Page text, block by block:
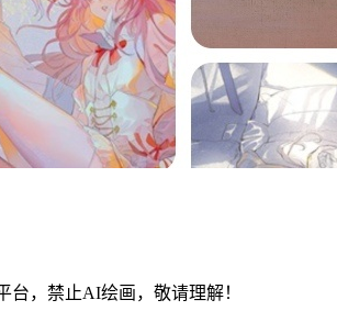
台，禁止AI绘画，敬请理解！